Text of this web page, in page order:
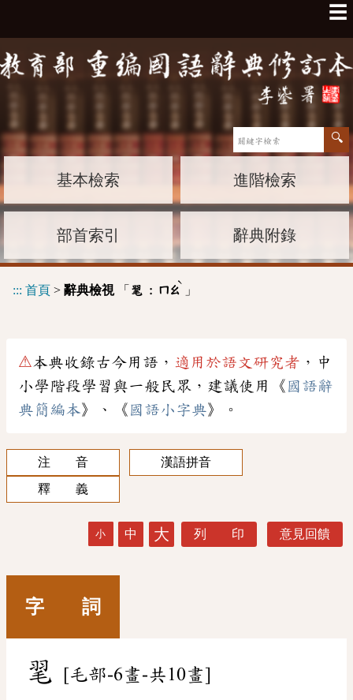
☰
基本檢索 進階檢索
部首索引 辭典附錄
::: 首頁 > 辭典檢視「 毣 : ㄇㄠ
ˋ
」
⚠本典收錄古今用語， 適用於語文研究者 ，中
小學階段學習與一般民眾，建議使用《 國語辭
典簡編本》、《 國語小字典》。
注 音
漢語拼音
釋 義
小 中 大 列 印 意見回饋
字 詞
毣 [毛部-6畫-共10畫]